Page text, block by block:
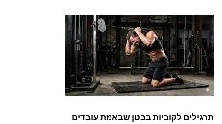
תרגילים לקוביות בבטן שבאמת עובדים